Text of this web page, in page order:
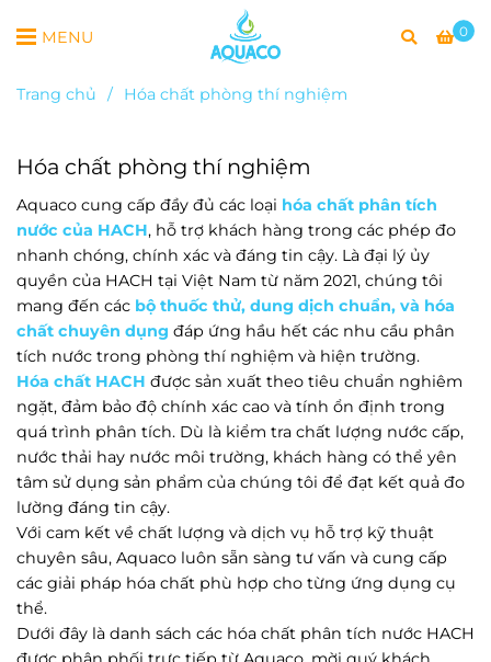
0
MENU
Trang chủ / Hóa chất phòng thí nghiệm
Hóa chất phòng thí nghiệm
Aquaco cung cấp đầy đủ các loại hóa chất phân tích
nước của HACH, hỗ trợ khách hàng trong các phép đo
nhanh chóng, chính xác và đáng tin cậy. Là đại lý ủy
quyền của HACH tại Việt Nam từ năm 2021, chúng tôi
mang đến các bộ thuốc thử, dung dịch chuẩn, và hóa
chất chuyên dụng đáp ứng hầu hết các nhu cầu phân
tích nước trong phòng thí nghiệm và hiện trường.
Hóa chất HACH được sản xuất theo tiêu chuẩn nghiêm
ngặt, đảm bảo độ chính xác cao và tính ổn định trong
quá trình phân tích. Dù là kiểm tra chất lượng nước cấp,
nước thải hay nước môi trường, khách hàng có thể yên
tâm sử dụng sản phẩm của chúng tôi để đạt kết quả đo
lường đáng tin cậy.
Với cam kết về chất lượng và dịch vụ hỗ trợ kỹ thuật
chuyên sâu, Aquaco luôn sẵn sàng tư vấn và cung cấp
các giải pháp hóa chất phù hợp cho từng ứng dụng cụ
thể.
Dưới đây là danh sách các hóa chất phân tích nước HACH